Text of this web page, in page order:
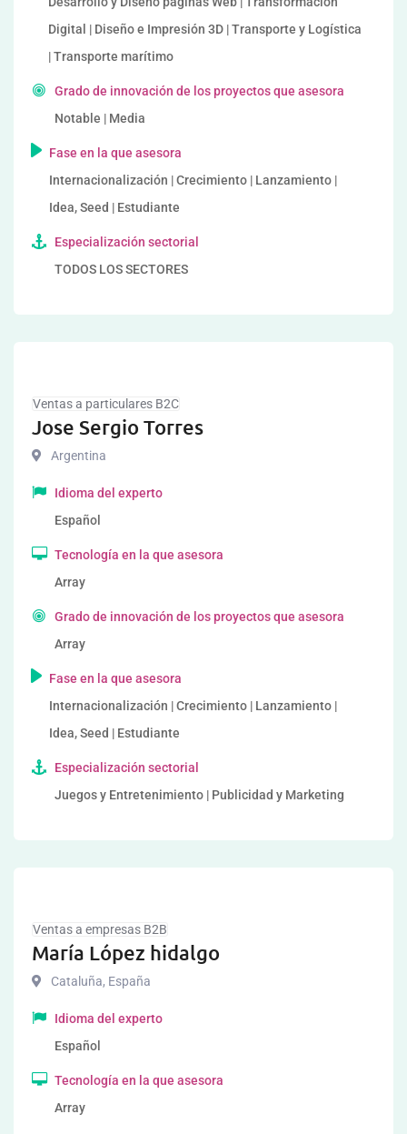
Digital | Diseño e Impresión 3D | Transporte y Logística
| Transporte marítimo
Grado de innovación de los proyectos que asesora
Notable | Media
Fase en la que asesora
Internacionalización | Crecimiento | Lanzamiento |
Idea, Seed | Estudiante
Especialización sectorial
TODOS LOS SECTORES
Ventas a particulares B2C
Jose Sergio Torres
Argentina
Idioma del experto
Español
Tecnología en la que asesora
Array
Grado de innovación de los proyectos que asesora
Array
Fase en la que asesora
Internacionalización | Crecimiento | Lanzamiento |
Idea, Seed | Estudiante
Especialización sectorial
Juegos y Entretenimiento | Publicidad y Marketing
Ventas a empresas B2B
María López hidalgo
Cataluña, España
Idioma del experto
Español
Tecnología en la que asesora
Array